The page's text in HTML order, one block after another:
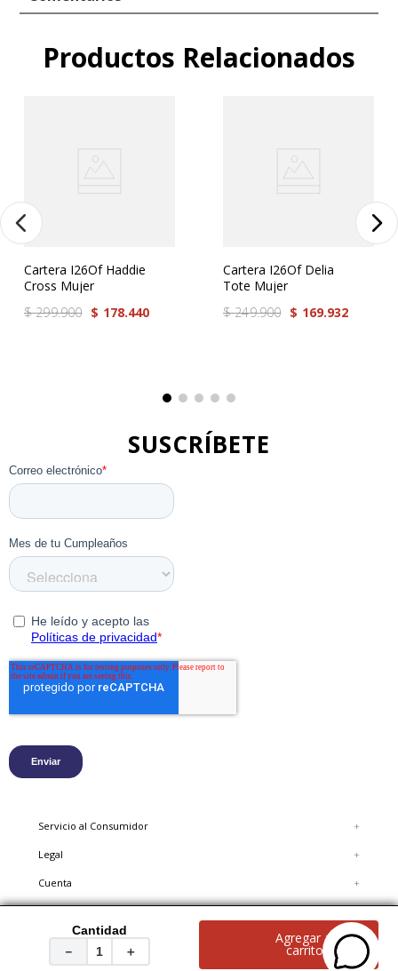
Cantidad
＋
－
Agregar al
carrito
Doble bolsillo delantero con cierre
Forro interior 100% poliéster reciclado
Comentarios
Cargando comentarios…
Productos Relacionados
Cartera I26Of Haddie
Cross Mujer
$ 299.900 $ 178.440
Cartera I26Of Delia
Tote Mujer
$ 249.900 $ 169.932
SUSCRÍBETE
Servicio al Consumidor +
Legal +
Cuenta +
FORUS COLOMBIA S.A.S. NIT 900.136.788-4
NOTIFICACIONES JUDICIALES: Av. Carrera 45 Nº 108-27 BOGOTÁ COLOMBIA | 018000423625 |